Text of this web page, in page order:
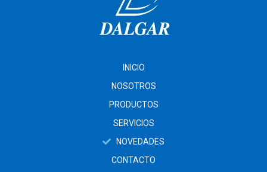
INICIO
NOSOTROS
PRODUCTOS
SERVICIOS
NOVEDADES
CONTACTO